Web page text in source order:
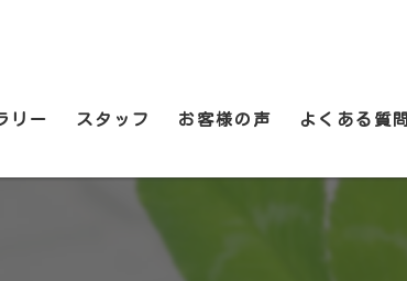
リー スタッフ お客様の声 よくある質問